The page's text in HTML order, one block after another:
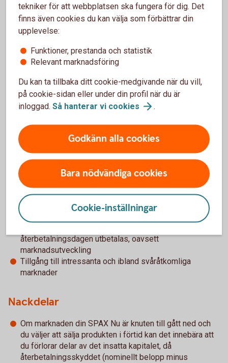
Stiger underliggande marknad tar du del av
uppgången, hur stor del framgår av
deltagandegraden som finns beskrivet i
högre för MAX-alternativet jämfört med BAS-
För- och nackdelar med SPAX Nu
Fördelar
Möjlighet att följa utvecklingen för en tillgång till en
begränsad risk
återbetalningsdagen utbetalas, oavsett
marknadsutveckling
Tillgång till intressanta och ibland svåråtkomliga
marknader
Nackdelar
Om marknaden din SPAX Nu är knuten till gått ned och
du väljer att sälja produkten i förtid kan det innebära att
du förlorar delar av det insatta kapitalet, då
återbetalningsskyddet (nominellt belopp minus
tekniker för att webbplatsen ska fungera för dig. Det
finns även cookies du kan välja som förbättrar din
upplevelse:
Funktioner, prestanda och statistik
Relevant marknadsföring
Du kan ta tillbaka ditt cookie-medgivande när du vill,
på cookie-sidan eller under din profil när du är
inloggad. Så hanterar vi cookies .
Godkänn alla cookies
Bara nödvändiga cookies
Cookie-inställningar